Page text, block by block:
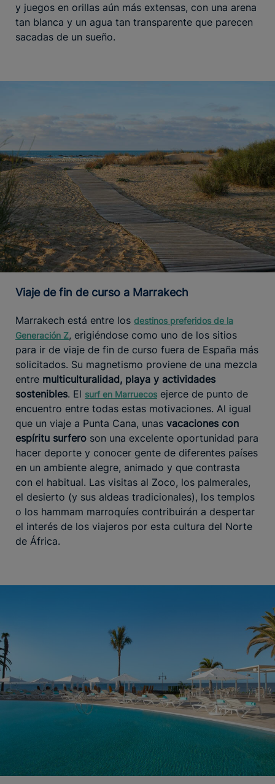
y juegos en orillas aún más extensas, con una arena
tan blanca y un agua tan transparente que parecen
sacadas de un sueño.
Viaje de fin de curso a Marrakech
Marrakech está entre los destinos preferidos de la
Generación Z, erigiéndose como uno de los sitios
para ir de viaje de fin de curso fuera de España más
solicitados. Su magnetismo proviene de una mezcla
entre multiculturalidad, playa y actividades
sostenibles. El surf en Marruecos ejerce de punto de
encuentro entre todas estas motivaciones. Al igual
que un viaje a Punta Cana, unas vacaciones con
espíritu surfero son una excelente oportunidad para
hacer deporte y conocer gente de diferentes países
en un ambiente alegre, animado y que contrasta
con el habitual. Las visitas al Zoco, los palmerales,
el desierto (y sus aldeas tradicionales), los templos
o los hammam marroquíes contribuirán a despertar
el interés de los viajeros por esta cultura del Norte
de África.